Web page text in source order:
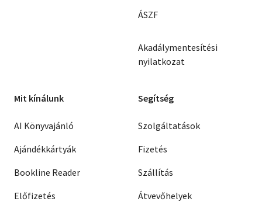
ÁSZF
Akadálymentesítési
nyilatkozat
Mit kínálunk
AI Könyvajánló
Ajándékkártyák
Bookline Reader
Előfizetés
Segítség
Szolgáltatások
Fizetés
Szállítás
Átvevőhelyek